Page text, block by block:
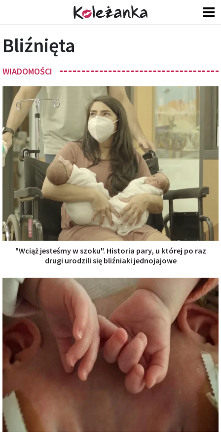
Bliźnięta
WIADOMOŚCI
"Wciąż jesteśmy w szoku". Historia pary, u której po raz
drugi urodzili się bliźniaki jednojajowe